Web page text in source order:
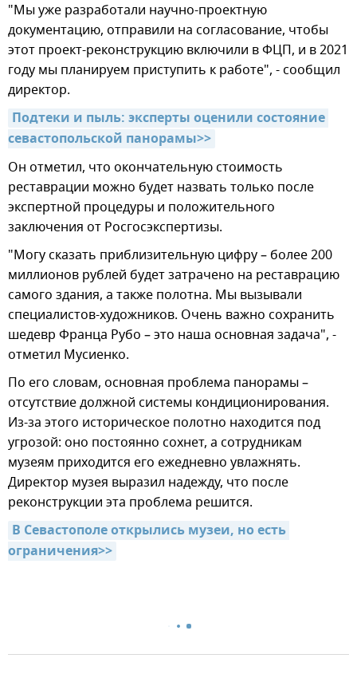
"Мы уже разработали научно-проектную
документацию, отправили на согласование, чтобы
этот проект-реконструкцию включили в ФЦП, и в 2021
году мы планируем приступить к работе", - сообщил
директор.
Подтеки и пыль: эксперты оценили состояние
севастопольской панорамы>>
Он отметил, что окончательную стоимость
реставрации можно будет назвать только после
экспертной процедуры и положительного
заключения от Росгосэкспертизы.
"Могу сказать приблизительную цифру – более 200
миллионов рублей будет затрачено на реставрацию
самого здания, а также полотна. Мы вызывали
специалистов-художников. Очень важно сохранить
шедевр Франца Рубо – это наша основная задача", -
отметил Мусиенко.
По его словам, основная проблема панорамы –
отсутствие должной системы кондиционирования.
Из-за этого историческое полотно находится под
угрозой: оно постоянно сохнет, а сотрудникам
музеям приходится его ежедневно увлажнять.
Директор музея выразил надежду, что после
реконструкции эта проблема решится.
В Севастополе открылись музеи, но есть
ограничения>>